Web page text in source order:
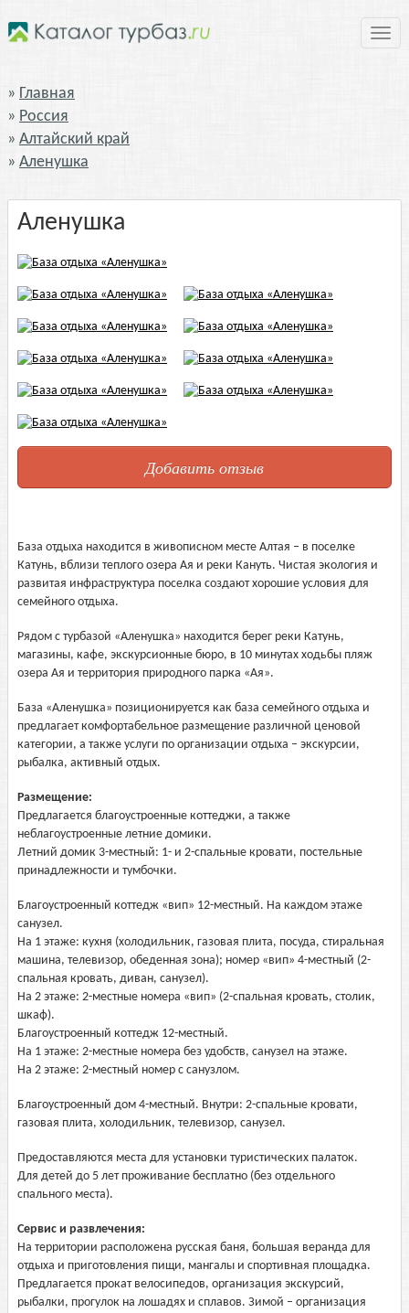
Главная
Россия
Алтайский край
Аленушка
Аленушка
Добавить отзыв
База отдыха находится в живописном месте Алтая – в поселке
Катунь, вблизи теплого озера Ая и реки Кануть. Чистая экология и
развитая инфраструктура поселка создают хорошие условия для
семейного отдыха.
Рядом с турбазой «Аленушка» находится берег реки Катунь,
магазины, кафе, экскурсионные бюро, в 10 минутах ходьбы пляж
озера Ая и территория природного парка «Ая».
База «Аленушка» позиционируется как база семейного отдыха и
предлагает комфортабельное размещение различной ценовой
категории, а также услуги по организации отдыха – экскурсии,
рыбалка, активный отдых.
Размещение:
Предлагается благоустроенные коттеджи, а также
неблагоустроенные летние домики.
Летний домик 3-местный: 1- и 2-спальные кровати, постельные
принадлежности и тумбочки.
Благоустроенный коттедж «вип» 12-местный. На каждом этаже
санузел.
На 1 этаже: кухня (холодильник, газовая плита, посуда, стиральная
машина, телевизор, обеденная зона); номер «вип» 4-местный (2-
спальная кровать, диван, санузел).
На 2 этаже: 2-местные номера «вип» (2-спальная кровать, столик,
шкаф).
Благоустроенный коттедж 12-местный.
На 1 этаже: 2-местные номера без удобств, санузел на этаже.
На 2 этаже: 2-местный номер с санузлом.
Благоустроенный дом 4-местный. Внутри: 2-спальные кровати,
газовая плита, холодильник, телевизор, санузел.
Предоставляются места для установки туристических палаток.
Для детей до 5 лет проживание бесплатно (без отдельного
спального места).
Сервис и развлечения:
На территории расположена русская баня, большая веранда для
отдыха и приготовления пищи, мангалы и спортивная площадка.
Предлагается прокат велосипедов, организация экскурсий,
рыбалки, прогулок на лошадях и сплавов. Зимой – организация